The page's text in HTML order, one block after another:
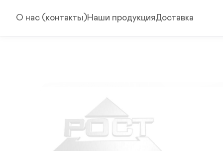
О нас (контакты)Наши продукцияДоставка